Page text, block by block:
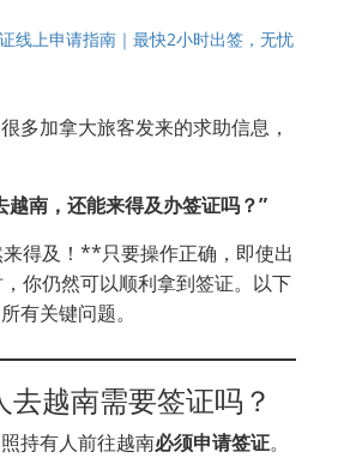
线上申请指南｜最快2小时出签，无忧
多加拿大旅客发来的求助信息，
越南，还能来得及办签证吗？”
得及！**只要操作正确，即使出
你仍然可以顺利拿到签证。以下
有关键问题。
去越南需要签证吗？
持有人前往越南必须申请签证。